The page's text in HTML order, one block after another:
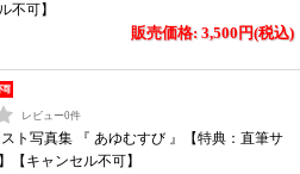
不可】
販売価格: 3,500円(税込)
レビュー0件
ト写真集 『 あゆむすび 』【特典：直筆サ
【キャンセル不可】